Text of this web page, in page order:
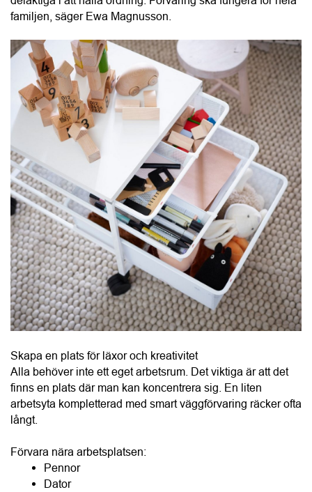
Skapa en plats för läxor och kreativitet
Alla behöver inte ett eget arbetsrum. Det viktiga är att det
finns en plats där man kan koncentrera sig. En liten
arbetsyta kompletterad med smart väggförvaring räcker ofta
långt.
Förvara nära arbetsplatsen:
Pennor
Laddare
Block
Papper
Hörlurar
För många har distansarbete blivit en naturlig del av
vardagen. Problemet är att många fortfarande arbetar vid
köksbordet. Med smart väggförvaring kan även ett litet